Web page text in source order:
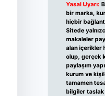
Yasal Uyarı:
bir marka,
hiçbir
Sitede
makaleler
alan içerikler
olup, gerçek
paylaşım
kurum ve
tamamen
bilgiler